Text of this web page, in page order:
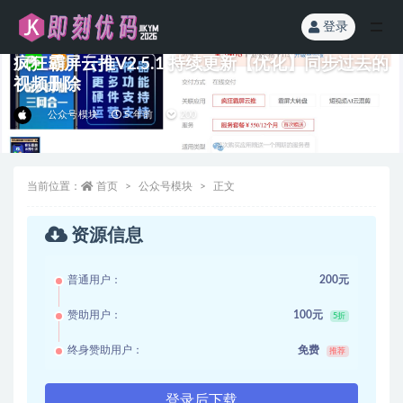
登录
疯狂霸屏云推V2.5.1 持续更新【优化】同步过去的
视频删除
公众号模块 5 年前
当前位置： 首页 公众号模块 正文
资源信息
普通用户： 200元
赞助用户： 100元 5折
终身赞助用户： 免费 推荐